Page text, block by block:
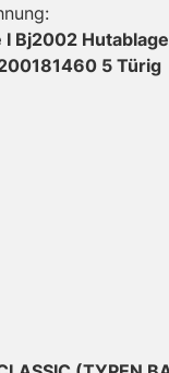
I Bj2002
5 Türig